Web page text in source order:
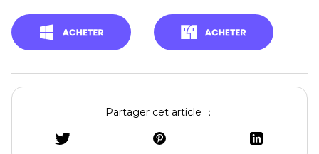
Partager cet article ：